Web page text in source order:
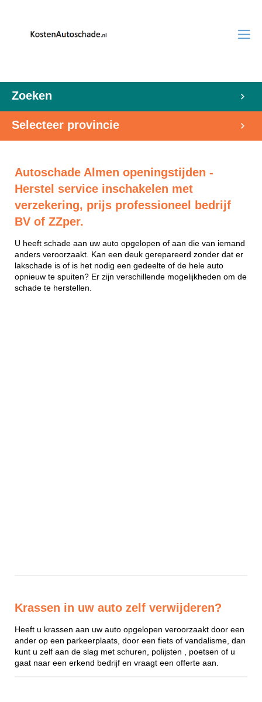
Zoeken
Selecteer provincie
Autoschade Almen openingstijden -
Herstel service inschakelen met
verzekering, prijs professioneel bedrijf
BV of ZZper.
U heeft schade aan uw auto opgelopen of aan die van iemand
anders veroorzaakt. Kan een deuk gerepareerd zonder dat er
lakschade is of is het nodig een gedeelte of de hele auto
opnieuw te spuiten? Er zijn verschillende mogelijkheden om de
schade te herstellen.
Krassen in uw auto zelf verwijderen?
Heeft u krassen aan uw auto opgelopen veroorzaakt door een
ander op een parkeerplaats, door een fiets of vandalisme, dan
kunt u zelf aan de slag met schuren, polijsten , poetsen of u
gaat naar een erkend bedrijf en vraagt een offerte aan.